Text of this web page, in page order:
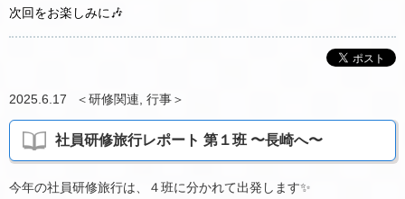
次回をお楽しみに🎶
2025.6.17 ＜研修関連 行事＞
社員研修旅行レポート 第１班 〜長崎へ〜
今年の社員研修旅行は、４班に分かれて出発します✨